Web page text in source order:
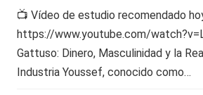
📺 Vídeo de estudio recomendado
https://www.youtube.com/
Gattuso: Dinero, Masculinidad y la
Industria Youssef, conocido como…